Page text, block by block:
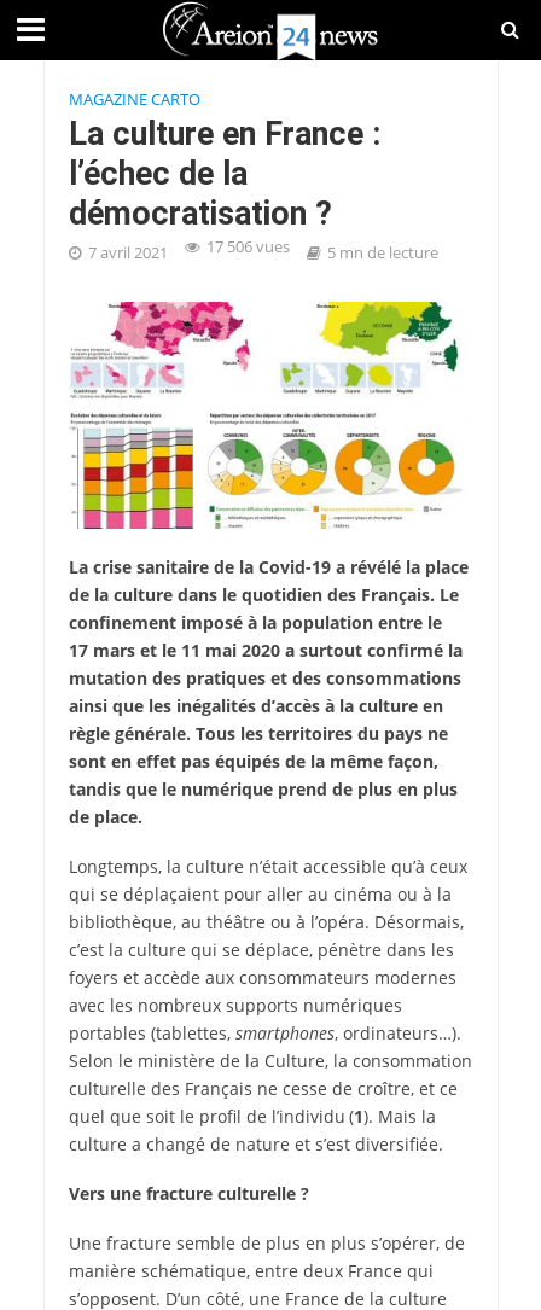
MAGAZINE CARTO
La culture en France :
l’échec de la
démocratisation ?
7 avril 2021 17 506 vues 5 mn de lecture
La crise sanitaire de la Covid-19 a révélé la place
de la culture dans le quotidien des Français. Le
confinement imposé à la population entre le
17 mars et le 11 mai 2020 a surtout confirmé la
mutation des pratiques et des consommations
ainsi que les inégalités d’accès à la culture en
règle générale. Tous les territoires du pays ne
sont en effet pas équipés de la même façon,
tandis que le numérique prend de plus en plus
de place.
Longtemps, la culture n’était accessible qu’à ceux
qui se déplaçaient pour aller au cinéma ou à la
bibliothèque, au théâtre ou à l’opéra. Désormais,
c’est la culture qui se déplace, pénètre dans les
foyers et accède aux consommateurs modernes
avec les nombreux supports numériques
portables (tablettes, smartphones, ordinateurs…).
Selon le ministère de la Culture, la consommation
culturelle des Français ne cesse de croître, et ce
quel que soit le profil de l’individu (1). Mais la
culture a changé de nature et s’est diversifiée.
Vers une fracture culturelle ?
Une fracture semble de plus en plus s’opérer, de
manière schématique, entre deux France qui
s’opposent. D’un côté, une France de la culture